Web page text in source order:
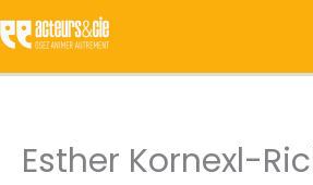
au
contenu
Esther Kornexl-